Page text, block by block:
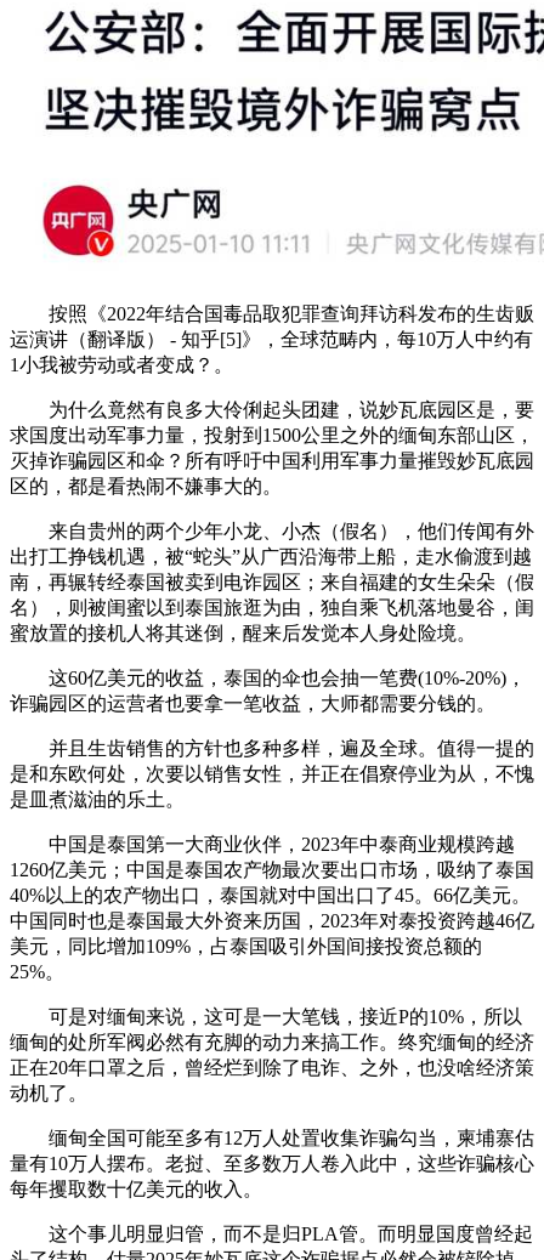
按照《2022年结合国毒品取犯罪查询拜访科发布的生齿贩
运演讲（翻译版） - 知乎[5]》，全球范畴内，每10万人中约有
1小我被劳动或者变成？。
为什么竟然有良多大伶俐起头团建，说妙瓦底园区是，要
求国度出动军事力量，投射到1500公里之外的缅甸东部山区，
灭掉诈骗园区和伞？所有呼吁中国利用军事力量摧毁妙瓦底园
区的，都是看热闹不嫌事大的。
来自贵州的两个少年小龙、小杰（假名），他们传闻有外
出打工挣钱机遇，被“蛇头”从广西沿海带上船，走水偷渡到越
南，再辗转经泰国被卖到电诈园区；来自福建的女生朵朵（假
名），则被闺蜜以到泰国旅逛为由，独自乘飞机落地曼谷，闺
蜜放置的接机人将其迷倒，醒来后发觉本人身处险境。
这60亿美元的收益，泰国的伞也会抽一笔费(10%-20%)，
诈骗园区的运营者也要拿一笔收益，大师都需要分钱的。
并且生齿销售的方针也多种多样，遍及全球。值得一提的
是和东欧何处，次要以销售女性，并正在倡寮停业为从，不愧
是皿煮滋油的乐土。
中国是泰国第一大商业伙伴，2023年中泰商业规模跨越
1260亿美元；中国是泰国农产物最次要出口市场，吸纳了泰国
40%以上的农产物出口，泰国就对中国出口了45。66亿美元。
中国同时也是泰国最大外资来历国，2023年对泰投资跨越46亿
美元，同比增加109%，占泰国吸引外国间接投资总额的
25%。
可是对缅甸来说，这可是一大笔钱，接近P的10%，所以
缅甸的处所军阀必然有充脚的动力来搞工作。终究缅甸的经济
正在20年口罩之后，曾经烂到除了电诈、之外，也没啥经济策
动机了。
缅甸全国可能至多有12万人处置收集诈骗勾当，柬埔寨估
量有10万人摆布。老挝、至多数万人卷入此中，这些诈骗核心
每年攫取数十亿美元的收入。
这个事儿明显归管，而不是归PLA管。而明显国度曾经起